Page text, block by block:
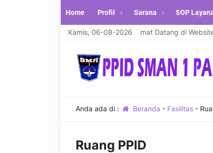
Home Profil Sarana SOP
Kamis, 06-08-2026
warahmatullahi wabarakatuh. Selamat Datang di Website
Anda ada di : Beranda - Fasilitas-
Ruang PPID